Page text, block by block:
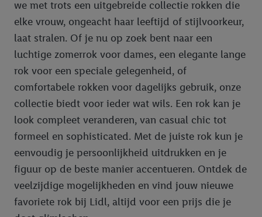
we met trots een uitgebreide collectie rokken die
elke vrouw, ongeacht haar leeftijd of stijlvoorkeur,
laat stralen. Of je nu op zoek bent naar een
luchtige zomerrok voor dames, een elegante lange
rok voor een speciale gelegenheid, of
comfortabele rokken voor dagelijks gebruik, onze
collectie biedt voor ieder wat wils. Een rok kan je
look compleet veranderen, van casual chic tot
formeel en sophisticated. Met de juiste rok kun je
eenvoudig je persoonlijkheid uitdrukken en je
figuur op de beste manier accentueren. Ontdek de
veelzijdige mogelijkheden en vind jouw nieuwe
favoriete rok bij Lidl, altijd voor een prijs die je